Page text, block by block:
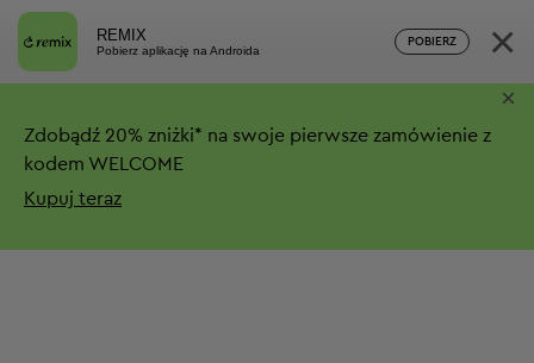
REMIX
Pobierz aplikację na Androida
POBIERZ ×
Zdobądź 20% zniżki* na swoje pierwsze zamówienie z
kodem WELCOME
Kupuj teraz
×